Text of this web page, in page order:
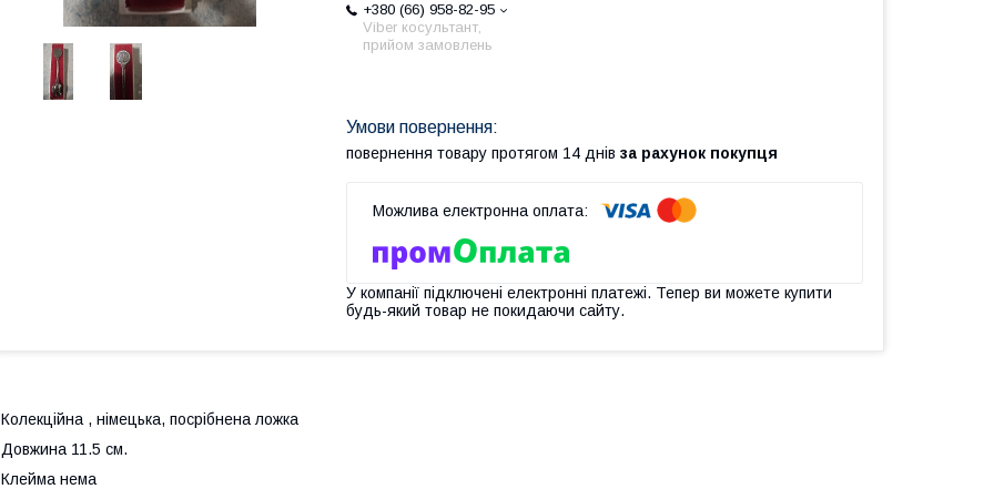
+380 (66) 958-82-95
Viber косультант,
прийом замовлень
повернення товару протягом 14 днів за рахунок покупця
У компанії підключені електронні платежі. Тепер ви можете купити
будь-який товар не покидаючи сайту.
Колекційна , німецька, посрібнена ложка
Довжина 11.5 см.
Клейма нема